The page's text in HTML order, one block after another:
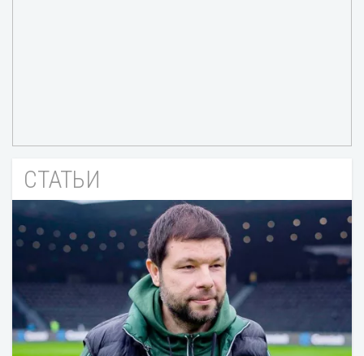
СТАТЬИ